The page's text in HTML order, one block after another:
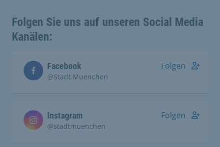
Folgen Sie uns auf unseren Social Media
Kanälen:
Facebook
@Stadt.Muenchen
Folgen
Instagram
@stadtmuenchen
Folgen